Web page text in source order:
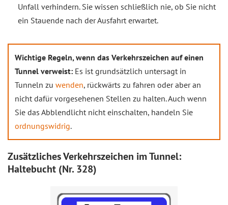
Unfall verhindern. Sie wissen schließlich nie, ob Sie nicht
ein Stauende nach der Ausfahrt erwartet.
Wichtige Regeln, wenn das Verkehrszeichen auf einen
Tunnel verweist: Es ist grundsätzlich untersagt in
Tunneln zu wenden, rückwärts zu fahren oder aber an
nicht dafür vorgesehenen Stellen zu halten. Auch wenn
Sie das Abblendlicht nicht einschalten, handeln Sie
ordnungswidrig.
Zusätzliches Verkehrszeichen im Tunnel:
Haltebucht (Nr. 328)